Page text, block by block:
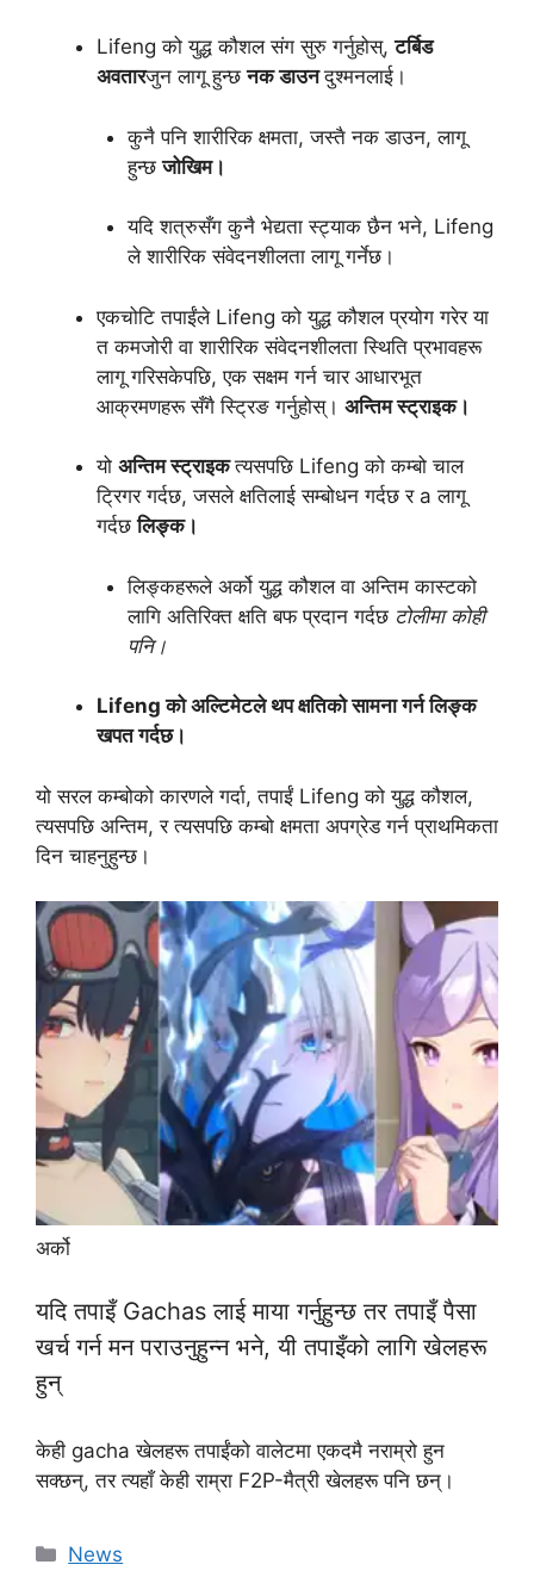
Lifeng को युद्ध कौशल संग सुरु गर्नुहोस्,टर्बिड
अवतारजुन लागू हुन्छनक डाउनदुश्मनलाई।
कुनै पनि शारीरिक क्षमता, जस्तै नक डाउन, लागू
हुन्छजोखिम।
यदि शत्रुसँग कुनै भेद्यता स्ट्याक छैन भने, Lifeng
ले शारीरिक संवेदनशीलता लागू गर्नेछ।
एकचोटि तपाईंले Lifeng को युद्ध कौशल प्रयोग गरेर या
त कमजोरी वा शारीरिक संवेदनशीलता स्थिति प्रभावहरू
लागू गरिसकेपछि, एक सक्षम गर्न चार आधारभूत
आक्रमणहरू सँगै स्ट्रिङ गर्नुहोस्। अन्तिम स्ट्राइक।
यो अन्तिम स्ट्राइकत्यसपछि Lifeng को कम्बो चाल
ट्रिगर गर्दछ, जसले क्षतिलाई सम्बोधन गर्दछ र a लागू
गर्दछलिङ्क।
लिङ्कहरूले अर्को युद्ध कौशल वा अन्तिम कास्टको
लागि अतिरिक्त क्षति बफ प्रदान गर्दछ टोलीमा कोही
पनि।
Lifeng को अल्टिमेटले थप क्षतिको सामना गर्न लिङ्क
खपत गर्दछ।
यो सरल कम्बोको कारणले गर्दा, तपाईं Lifeng को युद्ध कौशल,
त्यसपछि अन्तिम, र त्यसपछि कम्बो क्षमता अपग्रेड गर्न प्राथमिकता
दिन चाहनुहुन्छ।
अर्को
यदि तपाइँ Gachas लाई माया गर्नुहुन्छ तर तपाइँ पैसा
खर्च गर्न मन पराउनुहुन्न भने, यी तपाइँको लागि खेलहरू
हुन्
केही gacha खेलहरू तपाईंको वालेटमा एकदमै नराम्रो हुन
सक्छन्, तर त्यहाँ केही राम्रा F2P-मैत्री खेलहरू पनि छन्।
Categories
News